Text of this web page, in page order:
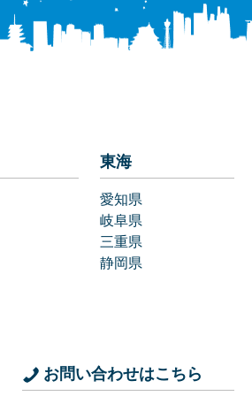
東海
愛知県
岐阜県
三重県
静岡県
お問い合わせはこちら